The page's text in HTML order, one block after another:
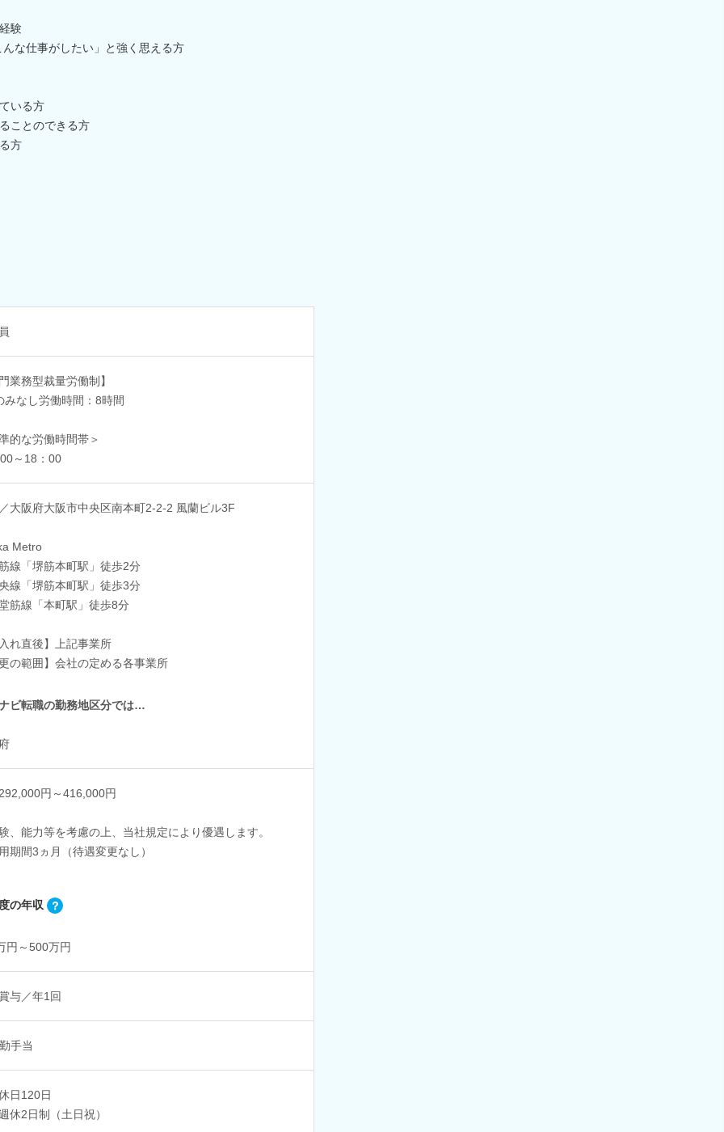
験
な仕事がしたい」と強く思える方
いる方
ことのできる方
方
業務型裁量労働制】
みなし労働時間：8時間
的な労働時間帯＞
～18：00
大阪府大阪市中央区南本町2-2-2 風蘭ビル3F
Metro
線「堺筋本町駅」徒歩2分
線「堺筋本町駅」徒歩3分
筋線「本町駅」徒歩8分
れ直後】上記事業所
の範囲】会社の定める各事業所
ビ転職の勤務地区分では…
円～416,000円
、能力等を考慮の上、当社規定により優遇します。
期間3ヵ月（待遇変更なし）
の年収
円～500万円
与／年1回
手当
日120日
休2日制（土日祝）